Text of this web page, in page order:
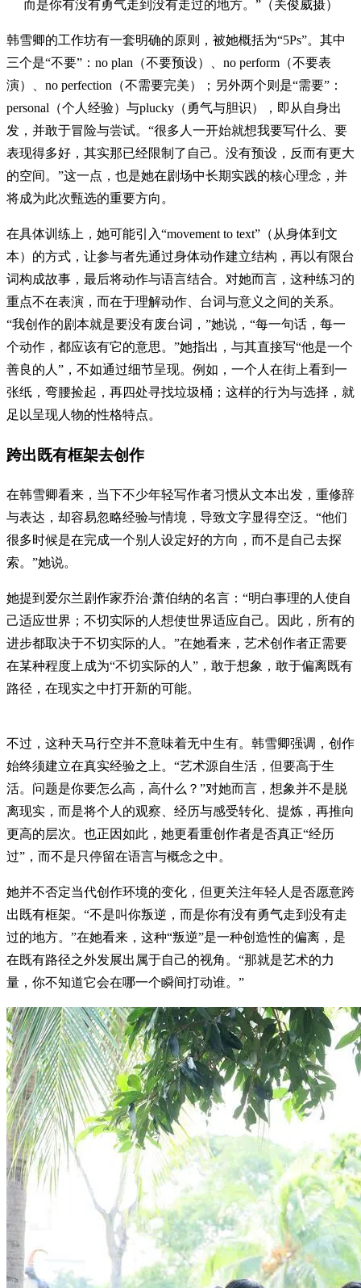
而是你有没有勇气走到没有走过的地方。”（关俊威摄）
韩雪卿的工作坊有一套明确的原则，被她概括为“5Ps”。其中
三个是“不要”：no plan（不要预设）、no perform（不要表
演）、no perfection（不需要完美）；另外两个则是“需要”：
personal（个人经验）与plucky（勇气与胆识），即从自身出
发，并敢于冒险与尝试。“很多人一开始就想我要写什么、要
表现得多好，其实那已经限制了自己。没有预设，反而有更大
的空间。”这一点，也是她在剧场中长期实践的核心理念，并
将成为此次甄选的重要方向。
在具体训练上，她可能引入“movement to text”（从身体到文
本）的方式，让参与者先通过身体动作建立结构，再以有限台
词构成故事，最后将动作与语言结合。对她而言，这种练习的
重点不在表演，而在于理解动作、台词与意义之间的关系。
“我创作的剧本就是要没有废台词，”她说，“每一句话，每一
个动作，都应该有它的意思。”她指出，与其直接写“他是一个
善良的人”，不如通过细节呈现。例如，一个人在街上看到一
张纸，弯腰捡起，再四处寻找垃圾桶；这样的行为与选择，就
足以呈现人物的性格特点。
跨出既有框架去创作
在韩雪卿看来，当下不少年轻写作者习惯从文本出发，重修辞
与表达，却容易忽略经验与情境，导致文字显得空泛。“他们
很多时候是在完成一个别人设定好的方向，而不是自己去探
索。”她说。
她提到爱尔兰剧作家乔治·萧伯纳的名言：“明白事理的人使自
己适应世界；不切实际的人想使世界适应自己。因此，所有的
进步都取决于不切实际的人。”在她看来，艺术创作者正需要
在某种程度上成为“不切实际的人”，敢于想象，敢于偏离既有
路径，在现实之中打开新的可能。
不过，这种天马行空并不意味着无中生有。韩雪卿强调，创作
始终须建立在真实经验之上。“艺术源自生活，但要高于生
活。问题是你要怎么高，高什么？”对她而言，想象并不是脱
离现实，而是将个人的观察、经历与感受转化、提炼，再推向
更高的层次。也正因如此，她更看重创作者是否真正“经历
过”，而不是只停留在语言与概念之中。
她并不否定当代创作环境的变化，但更关注年轻人是否愿意跨
出既有框架。“不是叫你叛逆，而是你有没有勇气走到没有走
过的地方。”在她看来，这种“叛逆”是一种创造性的偏离，是
在既有路径之外发展出属于自己的视角。“那就是艺术的力
量，你不知道它会在哪一个瞬间打动谁。”